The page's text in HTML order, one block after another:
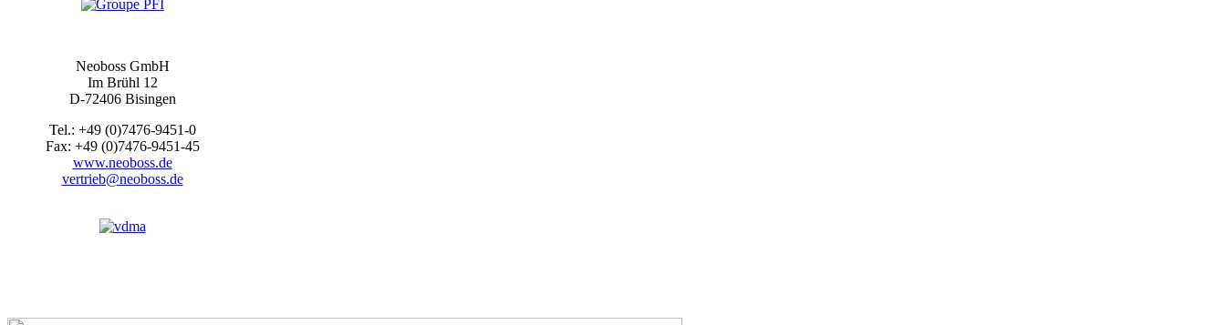
Neoboss GmbH
Im Brühl 12
D-72406 Bisingen
Tel.: +49 (0)7476-9451-0
Fax: +49 (0)7476-9451-45
www.neoboss.de
vertrieb@neoboss.de